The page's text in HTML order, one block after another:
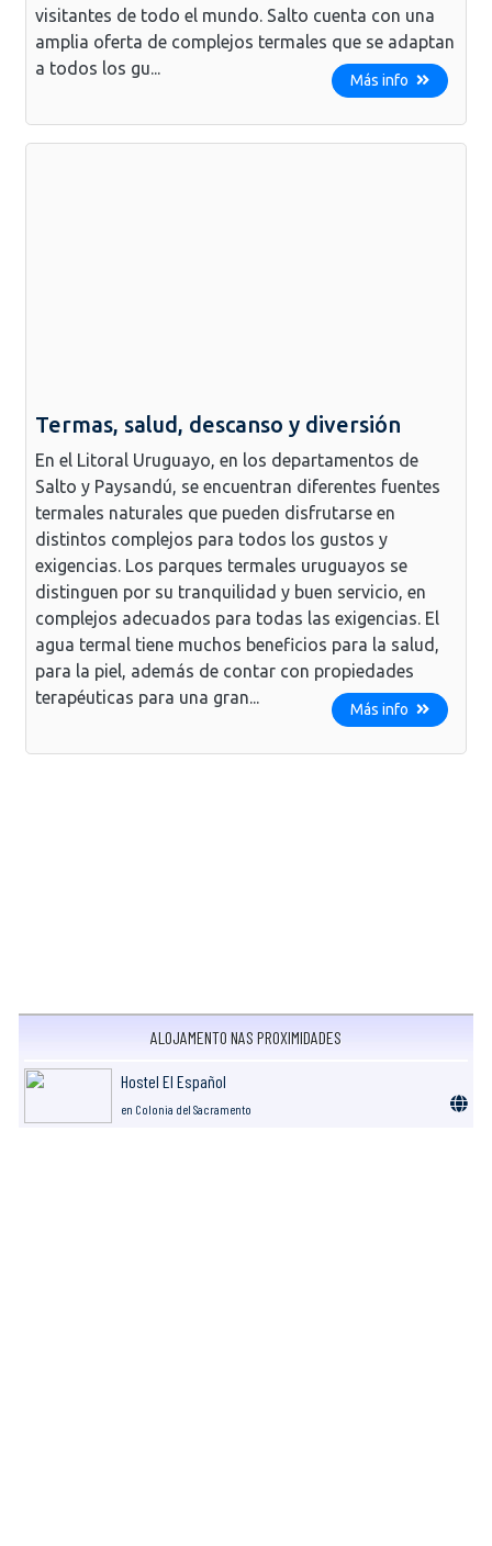
visitantes de todo el mundo. Salto cuenta con una
amplia oferta de complejos termales que se adaptan
a todos los gu...
Más info
Termas, salud, descanso y diversión
En el Litoral Uruguayo, en los departamentos de
Salto y Paysandú, se encuentran diferentes fuentes
termales naturales que pueden disfrutarse en
distintos complejos para todos los gustos y
exigencias. Los parques termales uruguayos se
distinguen por su tranquilidad y buen servicio, en
complejos adecuados para todas las exigencias. El
agua termal tiene muchos beneficios para la salud,
para la piel, además de contar con propiedades
terapéuticas para una gran...
Más info
ALOJAMENTO NAS PROXIMIDADES
Hostel El Español
en Colonia del Sacramento